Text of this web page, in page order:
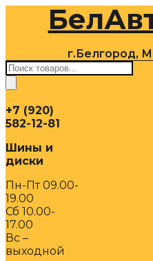
содержимому
г.Белгород,
Поиск
товаров
+7 (920)
582-12-81
Шины и
диски
Пн-Пт 09.00-
19.00
Сб 10.00-
17.00
Вс –
выходной